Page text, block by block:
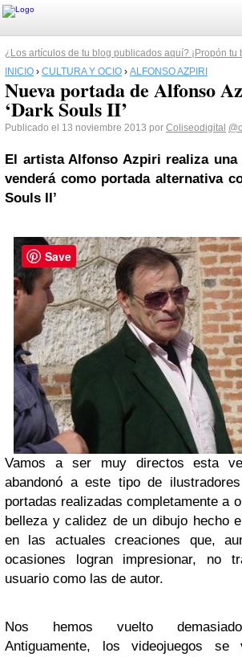
¿Los artículos de tu blog publicados aquí? ¡Propón tu
INICIO › CULTURA Y OCIO › ALFONSO AZPIRI
Nueva portada de Alfonso
‘Dark Souls II’
Publicado el 13 noviembre 2013 por Coliseodigital
El artista Alfonso Azpiri realiza
venderá como portada alternativa
Souls II’
Vamos a ser muy directos esta
abandonó a este tipo de
portadas realizadas completamente a
belleza y calidez de un dibujo hecho
en las actuales creaciones que,
ocasiones logran impresionar, no
usuario como las de autor.
Nos hemos vuelto
Antiguamente, los videojuegos
Save